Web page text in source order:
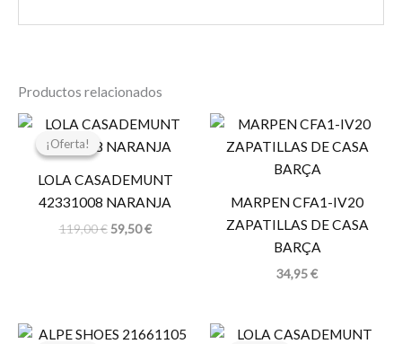
Productos relacionados
¡Oferta!
¡Oferta!
LOLA CASADEMUNT
42331008 NARANJA
119,00€
El
original
119,00 €.
59,50€
El
actual
59,50 €.
MARPEN CFA1-IV20
ZAPATILLAS DE CASA
BARÇA
34,95€
El
El
El
El